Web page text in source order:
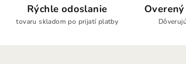
Rýchle odoslanie
tovaru skladom po prijatí platby